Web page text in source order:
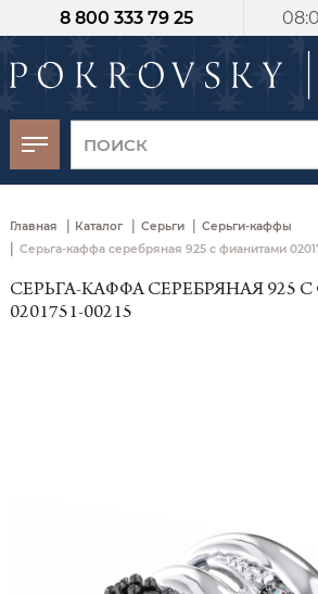
8 800 333 79 25
Главная | Каталог | Серьги | Серьги-каффы
| Серьга-каффа серебряная 925 с фианитами
СЕРЬГА-КАФФА СЕРЕБРЯНАЯ 925
0201751-00215
-30%
от 15 дней с
момента оплаты